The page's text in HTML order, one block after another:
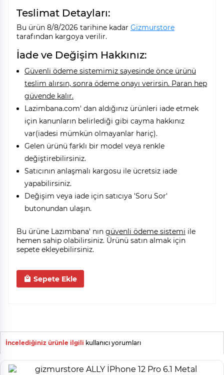
Teslimat Detayları:
Bu ürün 8/8/2026 tarihine kadar Gizmurstore
tarafından kargoya verilir.
İade ve Değişim Hakkınız:
Güvenli ödeme sistemimiz sayesinde önce ürünü
teslim alırsın, sonra ödeme onayı verirsin. Paran hep
güvende kalır.
Lazimbana.com' dan aldığınız ürünleri iade etmek
için kanunların belirlediği gibi cayma hakkınız
var(iadesi mümkün olmayanlar hariç).
Gelen ürünü farklı bir model veya renkle
değiştirebilirsiniz.
Satıcının anlaşmalı kargosu ile ücretsiz iade
yapabilirsiniz.
Değişim veya iade için satıcıya 'Soru Sor'
butonundan ulaşın.
Bu ürüne Lazımbana' nın güvenli ödeme sistemi ile
hemen sahip olabilirsiniz. Ürünü satın almak için
sepete ekleyebilirsiniz.
Sepete Ekle
İncelediğiniz ürünle ilgili kullanıcı yorumları